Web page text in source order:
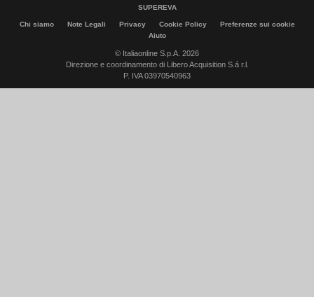
SUPEREVA
Chi siamo Note Legali Privacy Cookie Policy
Preferenze sui cookie
Aiuto
© Italiaonline S.p.A. 2026
Direzione e coordinamento di Libero Acquisition S.á r.l.
P. IVA 03970540963